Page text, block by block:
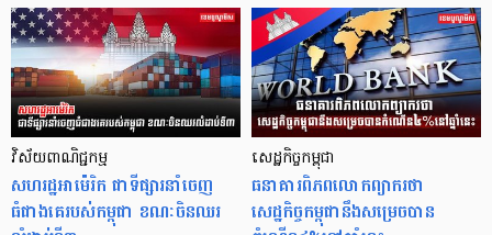
វិស័យពាណិជ្ជកម្ម
សហរដ្ឋអាម៉េរិក ជាទីផ្សារនាំចេញ
ធំជាងគេរបស់កម្ពុជា ខណៈចិនឈរ
សេដ្ឋកិច្ចកម្ពុជា
ធនាគារពិភពលោកព្យាករថា
សេដ្ឋកិច្ចកម្ពុជានឹងសម្រេចបាន